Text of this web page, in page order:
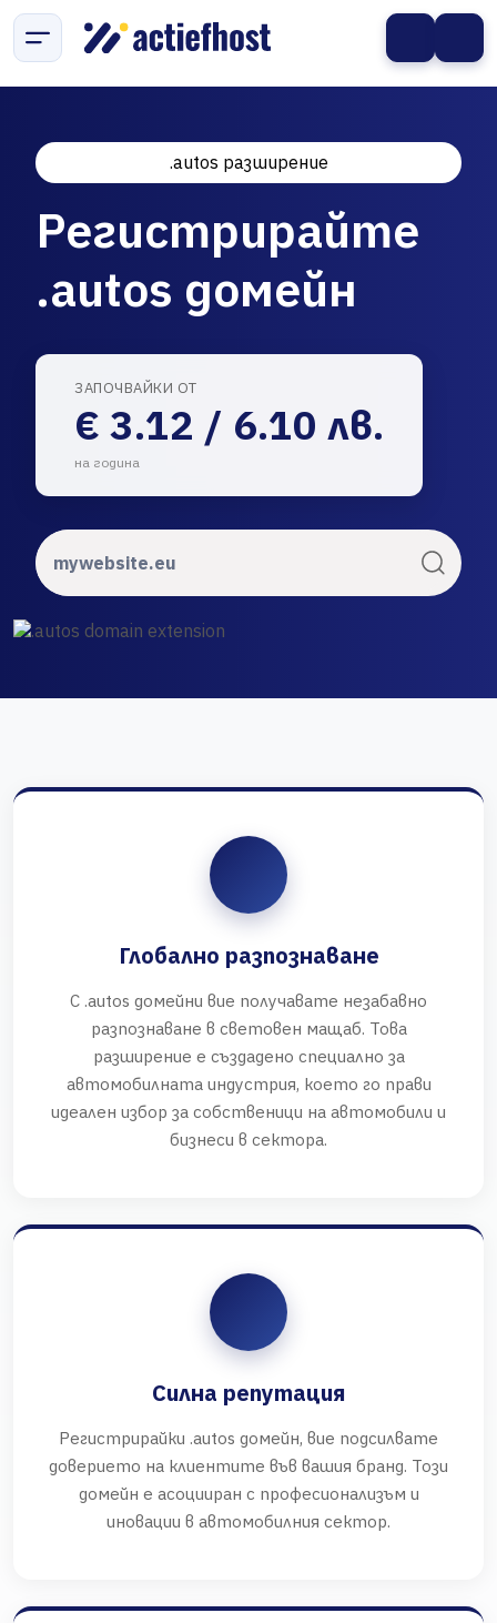
.autos разширение
Регистрирайте
.autos домейн
ЗАПОЧВАЙКИ ОТ
€ 3.12 / 6.10 лв.
на година
Глобално разпознаване
С .autos домейни вие получавате незабавно
разпознаване в световен мащаб. Това
разширение е създадено специално за
автомобилната индустрия, което го прави
идеален избор за собственици на автомобили и
бизнеси в сектора.
Силна репутация
Регистрирайки .autos домейн, вие подсилвате
доверието на клиентите във вашия бранд. Този
домейн е асоцииран с професионализъм и
иновации в автомобилния сектор.